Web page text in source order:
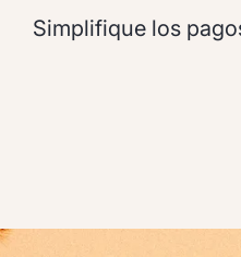
Simplifique los